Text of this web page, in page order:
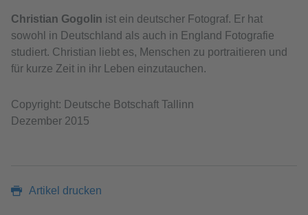
Christian Gogolin ist ein deutscher Fotograf. Er hat
sowohl in Deutschland als auch in England Fotografie
studiert. Christian liebt es, Menschen zu portraitieren und
für kurze Zeit in ihr Leben einzutauchen.
Copyright: Deutsche Botschaft Tallinn
Dezember 2015
Artikel drucken